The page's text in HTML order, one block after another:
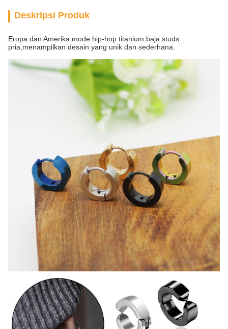
Deskripsi Produk
Eropa dan Amerika mode hip-hop titanium baja studs
pria,menampilkan desain yang unik dan sederhana.